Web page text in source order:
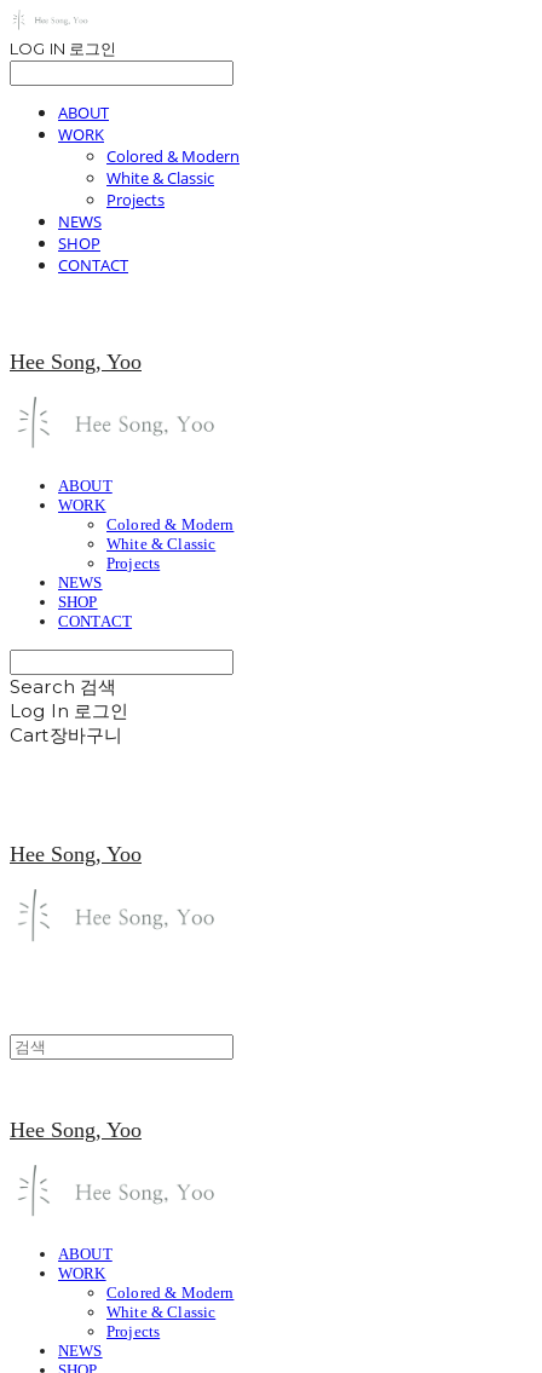
LOG IN 로그인
ABOUT
WORK
Colored & Modern
White & Classic
Projects
NEWS
SHOP
CONTACT
Hee Song, Yoo
ABOUT
WORK
Colored & Modern
White & Classic
Projects
NEWS
SHOP
CONTACT
Search 검색
Log In 로그인
Cart장바구니
Hee Song, Yoo
Hee Song, Yoo
ABOUT
WORK
Colored & Modern
White & Classic
Projects
NEWS